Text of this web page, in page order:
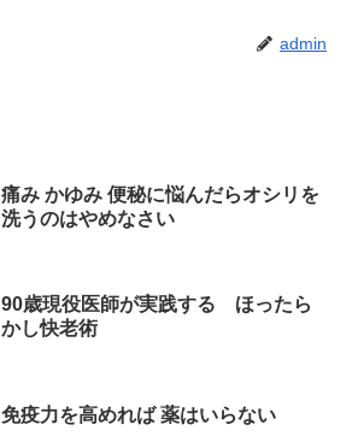
admin
痛み かゆみ 便秘に悩んだらオシリを
洗うのはやめなさい
90歳現役医師が実践する ほったら
かし快老術
免疫力を高めれば 薬はいらない